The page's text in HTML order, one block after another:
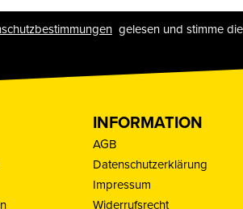
gelesen und stimme
INFORMATION
AGB
Datenschutzerklärung
Impressum
Widerrufsrecht